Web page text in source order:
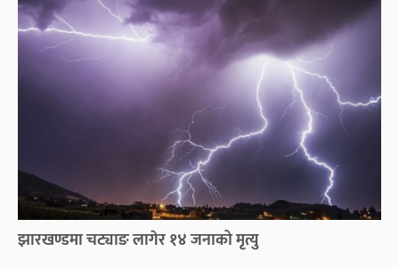
झारखण्डमा चट्याङ लागेर १४ जनाको मृत्यु